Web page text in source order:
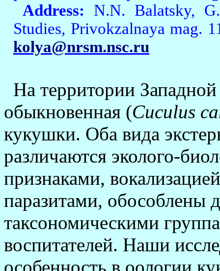
Address: N.N. Balatsky,
Studies, Privokzalnaya mag.
kolya@nrsm.nsc.ru
На территории
обыкновенная (Cuculus
кукушки. Оба вида
различают­ся эколого-
признаками,
паразитами, обособлены
таксономическими
воспитателей. Наши